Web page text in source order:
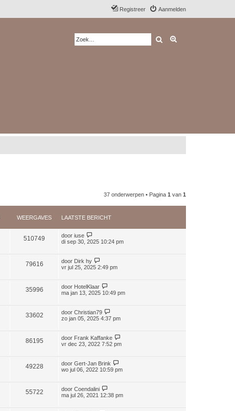
Aanmelden
Registreer
Zoek
37 onderwerpen • Pagina 1 van 1
WEERGAVES LAATSTE BERICHT
510749 door iuse
di sep 30, 2025 10:24 pm
79616 door Dirk hy
vr jul 25, 2025 2:49 pm
35996 door HotelKlaar
ma jan 13, 2025 10:49 pm
33602 door Christian79
zo jan 05, 2025 4:37 pm
86195 door Frank Kaffanke
vr dec 23, 2022 7:52 pm
49228 door Gert-Jan Brink
wo jul 06, 2022 10:59 pm
55722 door Coendalini
ma jul 26, 2021 12:38 pm